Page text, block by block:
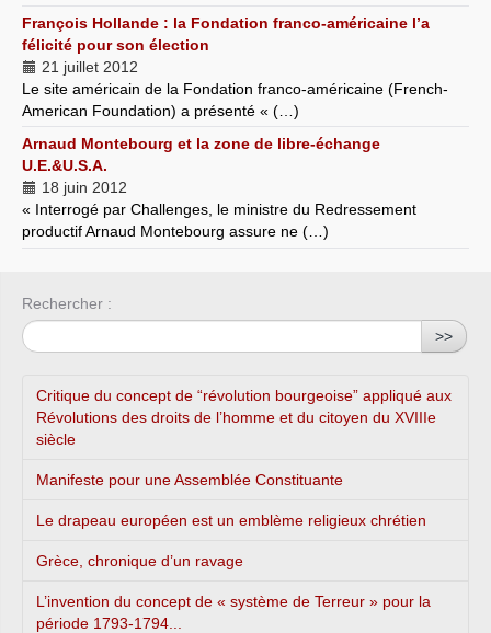
François Hollande : la Fondation franco-américaine l’a
félicité pour son élection
21 juillet 2012
Le site américain de la Fondation franco-américaine (French-
American Foundation) a présenté « (…)
Arnaud Montebourg et la zone de libre-échange
U.E.&U.S.A.
18 juin 2012
« Interrogé par Challenges, le ministre du Redressement
productif Arnaud Montebourg assure ne (…)
Rechercher :
>>
Critique du concept de “révolution bourgeoise” appliqué aux
Révolutions des droits de l’homme et du citoyen du XVIIIe
siècle
Manifeste pour une Assemblée Constituante
Le drapeau européen est un emblème religieux chrétien
Grèce, chronique d’un ravage
L’invention du concept de « système de Terreur » pour la
période 1793-1794...